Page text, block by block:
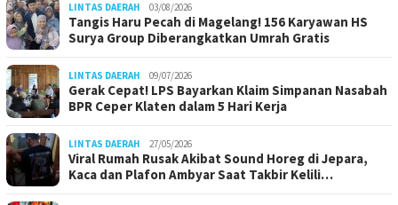
LINTAS DAERAH 03/08/2026
Tangis Haru Pecah di Magelang! 156 Karyawan HS
Surya Group Diberangkatkan Umrah Gratis
LINTAS DAERAH 09/07/2026
Gerak Cepat! LPS Bayarkan Klaim Simpanan Nasabah
BPR Ceper Klaten dalam 5 Hari Kerja
LINTAS DAERAH 27/05/2026
Viral Rumah Rusak Akibat Sound Horeg di Jepara,
Kaca dan Plafon Ambyar Saat Takbir Kelili…